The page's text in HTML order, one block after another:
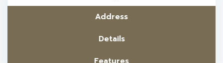
Address
Details
Features